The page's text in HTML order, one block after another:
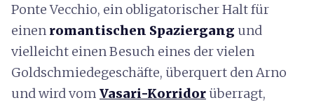
Ponte Vecchio, ein obligatorischer Halt für
einen romantischen Spaziergang und
vielleicht einen Besuch eines der vielen
Goldschmiedegeschäfte, überquert den Arno
und wird vom Vasari-Korridor überragt,